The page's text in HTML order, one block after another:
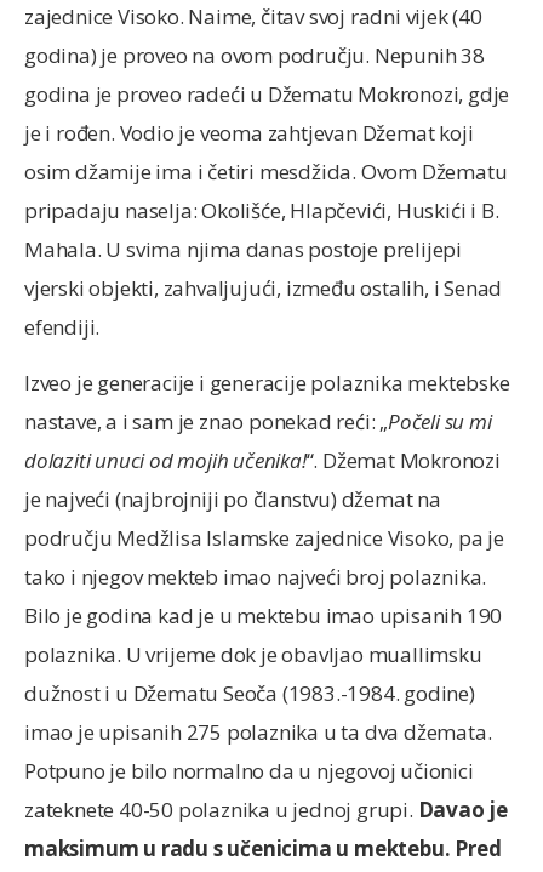
zajednice Visoko. Naime, čitav svoj radni vijek (40
godina) je proveo na ovom području. Nepunih 38
godina je proveo radeći u Džematu Mokronozi, gdje
je i rođen. Vodio je veoma zahtjevan Džemat koji
osim džamije ima i četiri mesdžida. Ovom Džematu
pripadaju naselja: Okolišće, Hlapčevići, Huskići i B.
Mahala. U svima njima danas postoje prelijepi
vjerski objekti, zahvaljujući, između ostalih, i Senad
efendiji.
Izveo je generacije i generacije polaznika mektebske
nastave, a i sam je znao ponekad reći: „Počeli su mi
dolaziti unuci od mojih učenika!“. Džemat Mokronozi
je najveći (najbrojniji po članstvu) džemat na
području Medžlisa Islamske zajednice Visoko, pa je
tako i njegov mekteb imao najveći broj polaznika.
Bilo je godina kad je u mektebu imao upisanih 190
polaznika. U vrijeme dok je obavljao muallimsku
dužnost i u Džematu Seoča (1983.-1984. godine)
imao je upisanih 275 polaznika u ta dva džemata.
Potpuno je bilo normalno da u njegovoj učionici
zateknete 40-50 polaznika u jednoj grupi. Davao je
maksimum u radu s učenicima u mektebu. Pred